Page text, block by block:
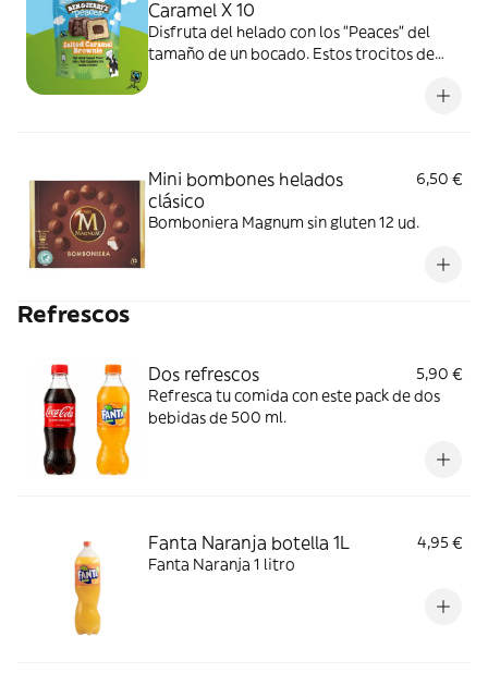
Caramel X 10
Disfruta del helado con los "Peaces" del
tamaño de un bocado. Estos trocitos de
masa de galleta, cubiertos con una capa de
Mini bombones helados
clásico
6,50 €
Bomboniera Magnum sin gluten 12 ud.
Refrescos
Dos refrescos
5,90 €
Refresca tu comida con este pack de dos
bebidas de 500 ml.
Fanta Naranja botella 1L
4,95 €
Fanta Naranja 1 litro